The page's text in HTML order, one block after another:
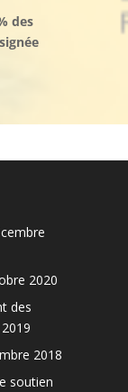
des
2020
des
2018
soutien